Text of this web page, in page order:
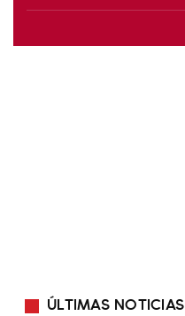
ÚLTIMAS NOTICIAS